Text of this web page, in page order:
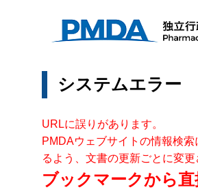
システムエラー
URLに誤りがあります。
PMDAウェブサイトの情報検
るよう、文書の更新ごとに変
ブックマークから